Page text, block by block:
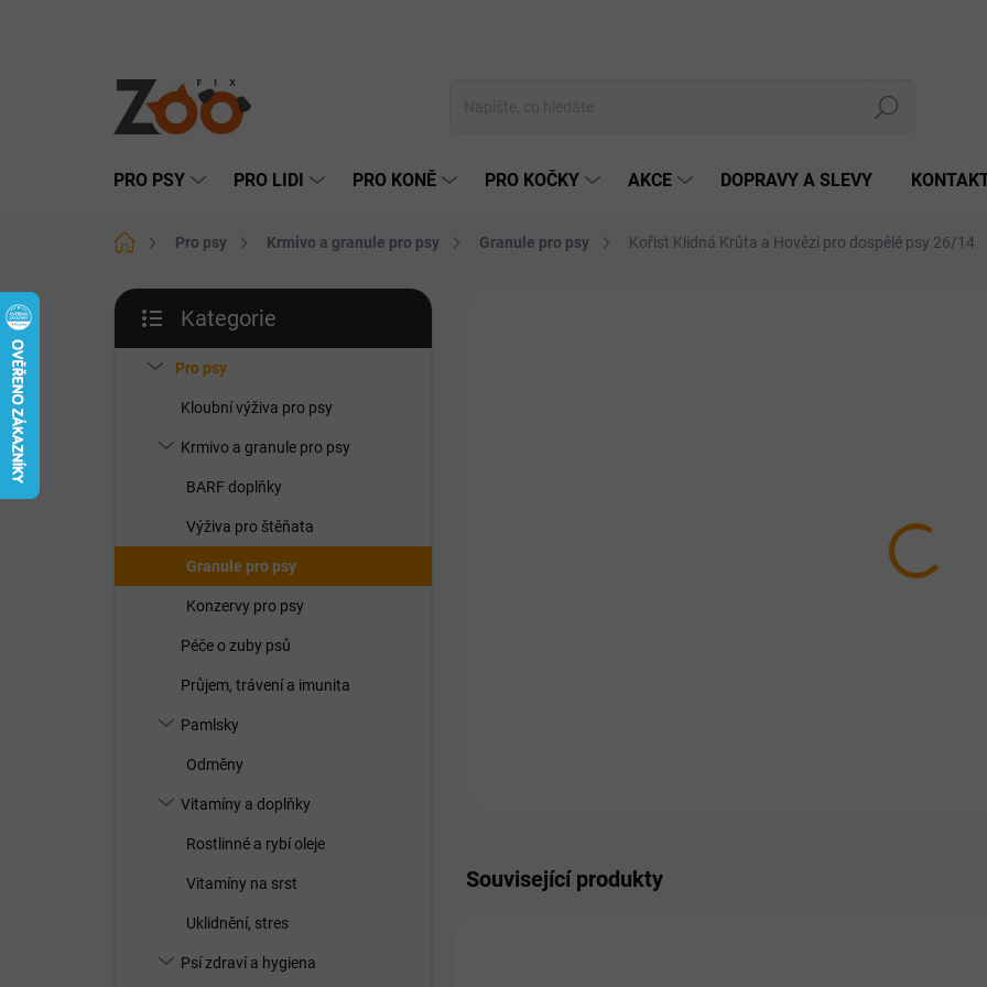
Hledat
PRO PSY PRO LIDI PRO KONĚ PRO KOČKY AKCE DOPRAVY A SLEVY
Domů Pro psy Krmivo a granule pro psy Granule pro psy Kořist Klidná Krůta a Hovězí pro dospělé psy 26/14
P
s
a
e
kategorie
Kategorie
Pro psy
Kloubní výživa pro psy
Krmivo a granule pro psy
BARF doplňky
Výživa pro štěňata
Granule pro psy
Konzervy pro psy
Péče o zuby psů
Průjem, trávení a imunita
Pamlsky
Odměny
Vitamíny a doplňky
Rostlinné a rybí oleje
Vitamíny na srst
Uklidnění, stres
Psí zdraví a hygiena
Související produkty